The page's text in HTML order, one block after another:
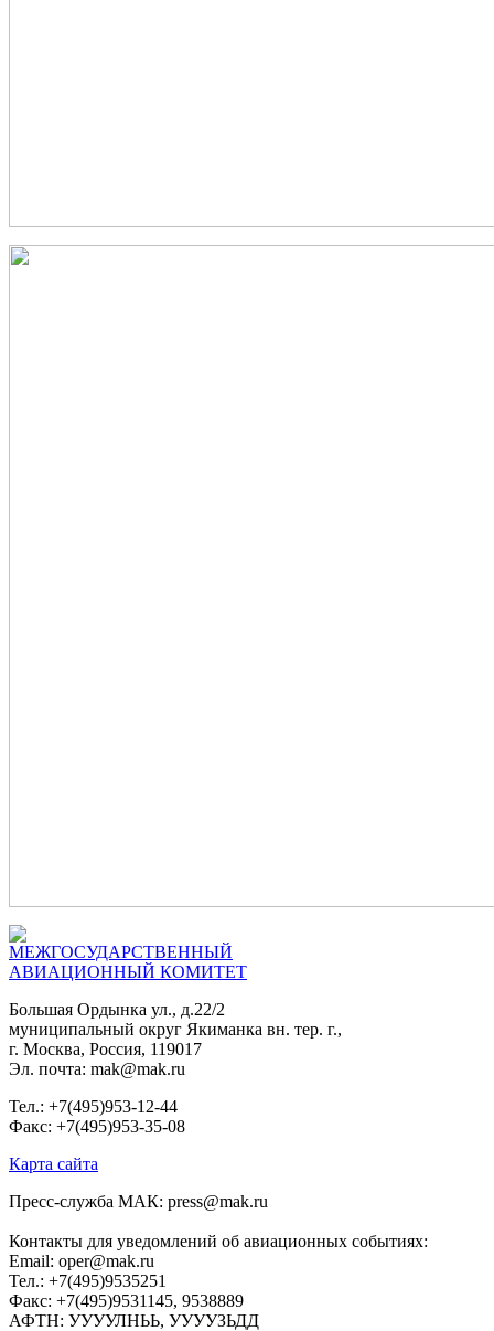
МЕЖГОСУДАРСТВЕННЫЙ
АВИАЦИОННЫЙ КОМИТЕТ
Большая Ордынка ул., д.22/2
муниципальный округ Якиманка вн. тер. г.,
г. Москва, Россия, 119017
Эл. почта: mak@mak.ru
Тел.: +7(495)953-12-44
Факс: +7(495)953-35-08
Карта сайта
Пресс-служба МАК: press@mak.ru
Контакты для уведомлений об авиационных событиях:
Email: oper@mak.ru
Тел.: +7(495)9535251
Факс: +7(495)9531145, 9538889
АФТН: УУУУЛНЬЬ, УУУУЗЬДД